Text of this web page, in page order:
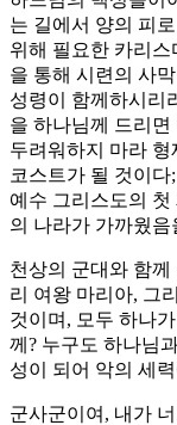
는 길에서 양의 피
위해 필요한 카리
을 통해 시련의 사
성령이 함께하시리
을 하나님께 드리
두려워하지 마라 형
코스트가 될 것이
예수 그리스도의
의 나라가 가까웠음
천상의 군대와 함
리 여왕 마리아, 그
것이며, 모두 하나
께? 누구도 하나님
성이 되어 악의 세
군사군이여, 내가